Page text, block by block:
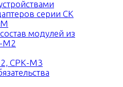
серии СК
М
модулей из
М2
СРК-М3